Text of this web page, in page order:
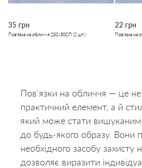
35 грн
Пов'язка на обличчя 20С-50СП (2 шт.)
22 грн
Пов'язка на
Пов'язки на обличчя — це не
практичний елемент, а й
який може стати
до будь-якого образу. Вони
необхідного засобу захисту
дозволяє виразити